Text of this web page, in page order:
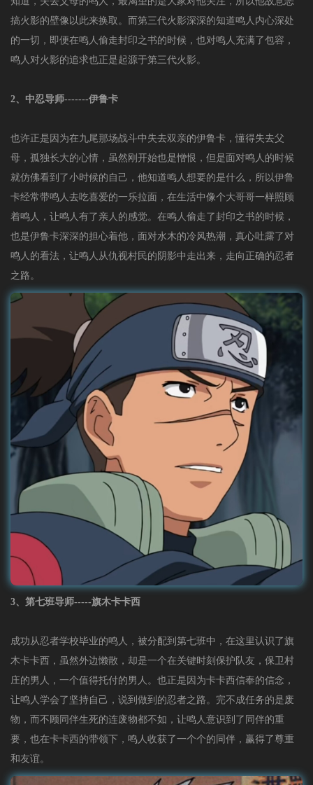
搞火影的壁像以此来换取。而第三代火影深深的知道鸣人内心深处
的一切，即便在鸣人偷走封印之书的时候，也对鸣人充满了包容，
鸣人对火影的追求也正是起源于第三代火影。
2、中忍导师-------伊鲁卡
也许正是因为在九尾那场战斗中失去双亲的伊鲁卡，懂得失去父
母，孤独长大的心情，虽然刚开始也是憎恨，但是面对鸣人的时候
就仿佛看到了小时候的自己，他知道鸣人想要的是什么，所以伊鲁
卡经常带鸣人去吃喜爱的一乐拉面，在生活中像个大哥哥一样照顾
着鸣人，让鸣人有了亲人的感觉。在鸣人偷走了封印之书的时候，
也是伊鲁卡深深的担心着他，面对水木的冷风热潮，真心吐露了对
鸣人的看法，让鸣人从仇视村民的阴影中走出来，走向正确的忍者
之路。
3、第七班导师-----旗木卡卡西
成功从忍者学校毕业的鸣人，被分配到第七班中，在这里认识了旗
木卡卡西，虽然外边懒散，却是一个在关键时刻保护队友，保卫村
庄的男人，一个值得托付的男人。也正是因为卡卡西信奉的信念，
让鸣人学会了坚持自己，说到做到的忍者之路。完不成任务的是废
物，而不顾同伴生死的连废物都不如，让鸣人意识到了同伴的重
要，也在卡卡西的带领下，鸣人收获了一个个的同伴，赢得了尊重
和友谊。